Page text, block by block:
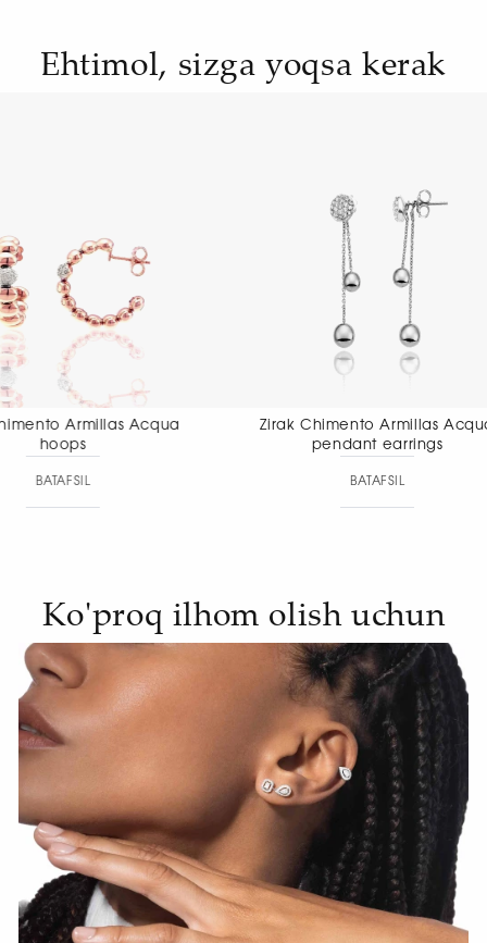
Ehtimol, sizga yoqsa kerak
Zirak Chimento Armillas Acqua
Zirak
Ko'proq ilhom olish uchun